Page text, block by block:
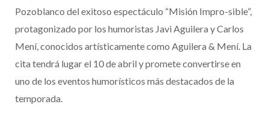
Pozoblanco del exitoso espectáculo “Misión Impro-sible”,
protagonizado por los humoristas Javi Aguilera y Carlos
Mení, conocidos artísticamente como Aguilera & Mení. La
cita tendrá lugar el 10 de abril y promete convertirse en
uno de los eventos humorísticos más destacados de la
temporada.